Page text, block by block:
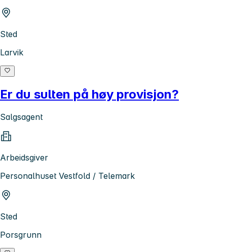
Sted
Larvik
Er du sulten på høy provisjon?
Salgsagent
Arbeidsgiver
Personalhuset Vestfold / Telemark
Sted
Porsgrunn